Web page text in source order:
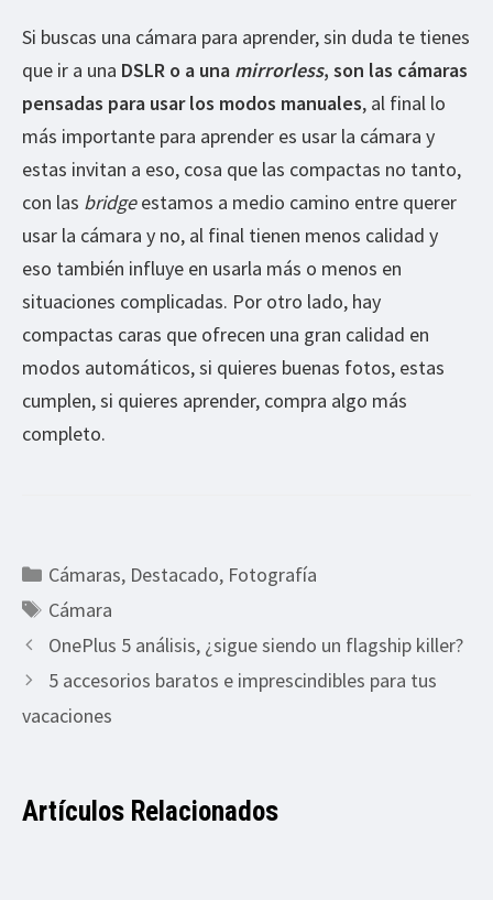
Si buscas una cámara para aprender, sin duda te tienes
que ir a una DSLR o a una mirrorless, son las cámaras
pensadas para usar los modos manuales, al final lo
más importante para aprender es usar la cámara y
estas invitan a eso, cosa que las compactas no tanto,
con las bridgeestamos a medio camino entre querer
usar la cámara y no, al final tienen menos calidad y
eso también influye en usarla más o menos en
situaciones complicadas. Por otro lado, hay
compactas caras que ofrecen una gran calidad en
modos automáticos, si quieres buenas fotos, estas
cumplen, si quieres aprender, compra algo más
completo.
Categorías
Cámaras, Destacado, Fotografía
Etiquetas
Cámara
OnePlus 5 análisis, ¿sigue siendo un flagship killer?
5 accesorios baratos e imprescindibles para tus
vacaciones
Artículos Relacionados